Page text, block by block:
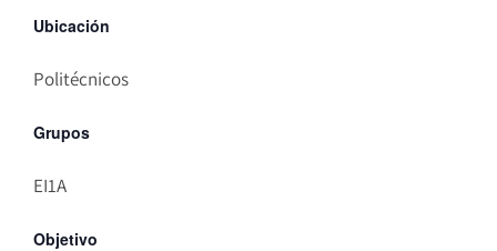
Ubicación
Politécnicos
Grupos
EI1A
Objetivo